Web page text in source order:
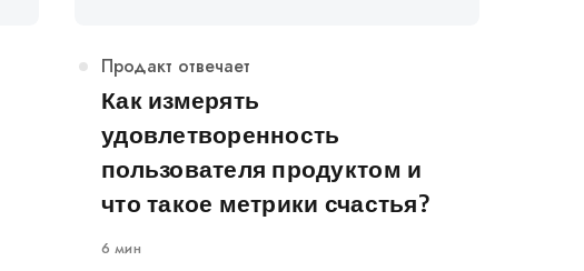
Категория
Продакт отвечает
Как измерять
удовлетворенность
пользователя продуктом и
что такое метрики счастья?
6 мин